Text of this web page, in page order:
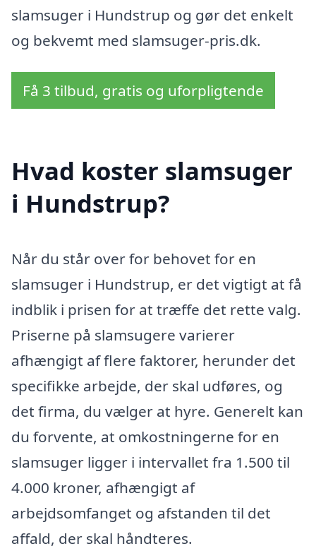
slamsuger i Hundstrup og gør det enkelt
og bekvemt med slamsuger-pris.dk.
Få 3 tilbud, gratis og uforpligtende
Hvad koster slamsuger
i Hundstrup?
Når du står over for behovet for en
slamsuger i Hundstrup, er det vigtigt at få
indblik i prisen for at træffe det rette valg.
Priserne på slamsugere varierer
afhængigt af flere faktorer, herunder det
specifikke arbejde, der skal udføres, og
det firma, du vælger at hyre. Generelt kan
du forvente, at omkostningerne for en
slamsuger ligger i intervallet fra 1.500 til
4.000 kroner, afhængigt af
arbejdsomfanget og afstanden til det
affald, der skal håndteres.